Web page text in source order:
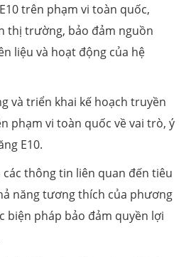
trên phạm vi toàn quốc,
thị trường, bảo đảm nguồn
liệu và hoạt động của hệ
và triển khai kế hoạch truyền
phạm vi toàn quốc về vai trò, ý
E10.
các thông tin liên quan đến tiêu
năng tương thích của phương
biện pháp bảo đảm quyền lợi